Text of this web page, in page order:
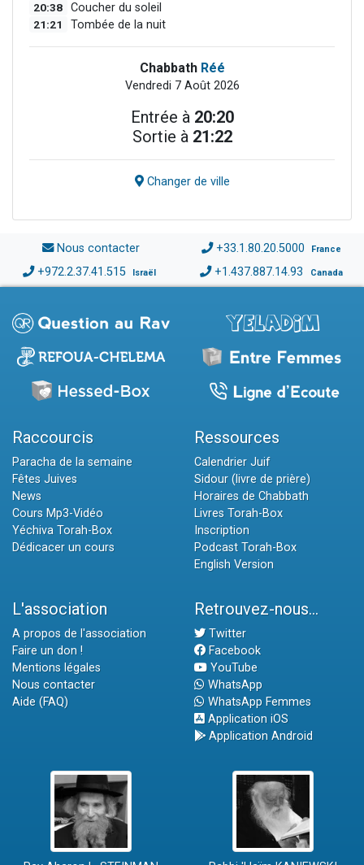
20:38 Coucher du soleil
21:21 Tombée de la nuit
Chabbath Réé
Vendredi 7 Août 2026
Entrée à 20:20
Sortie à 21:22
Changer de ville
Nous contacter +33.1.80.20.5000 France
+972.2.37.41.515 Israël +1.437.887.14.93 Canada
Raccourcis
Paracha de la semaine
Fêtes Juives
News
Cours Mp3-Vidéo
Yéchiva Torah-Box
Dédicacer un cours
Ressources
Calendrier Juif
Sidour (livre de prière)
Horaires de Chabbath
Livres Torah-Box
Inscription
Podcast Torah-Box
English Version
L'association
A propos de l'association
Faire un don !
Mentions légales
Nous contacter
Aide (FAQ)
Retrouvez-nous...
Twitter
Facebook
YouTube
WhatsApp
WhatsApp Femmes
Application iOS
Application Android